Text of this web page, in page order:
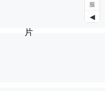
片
服
◀